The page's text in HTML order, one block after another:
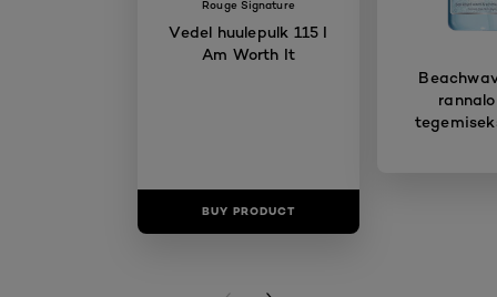
Rouge Signature
Vedel huulepulk 115 I
Am Worth It
BUY PRODUCT